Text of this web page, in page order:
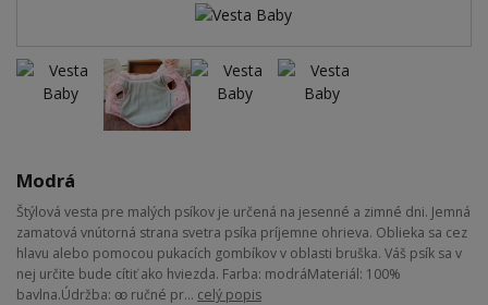
Modrá
Štýlová vesta pre malých psíkov je určená na jesenné a zimné dni. Jemná
zamatová vnútorná strana svetra psíka príjemne ohrieva. Oblieka sa cez
hlavu alebo pomocou pukacích gombíkov v oblasti bruška. Váš psík sa v
nej určite bude cítiť ako hviezda. Farba: modráMateriál: 100%
bavlna.Údržba: ꙭ ručné pr... celý popis